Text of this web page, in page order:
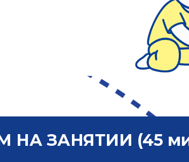
ЗАНЯТИИ (45